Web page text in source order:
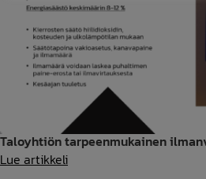
Taloyhtiön tarpeenmukainen
Lue artikkeliTaloyhtiön